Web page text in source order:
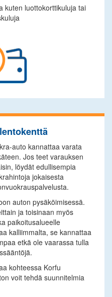
kuten luottokorttikuluja tai
auto kannattaa varata
Jos teet varauksen
löydät edullisempia
jokaisesta
auton pysäköimisessä.
ja toisinaan myös
paikoitusalueelle
kalliimmalta, se kannattaa
etkä ole vaarassa tulla
kohteessa Korfu
voit tehdä suunnitelmia